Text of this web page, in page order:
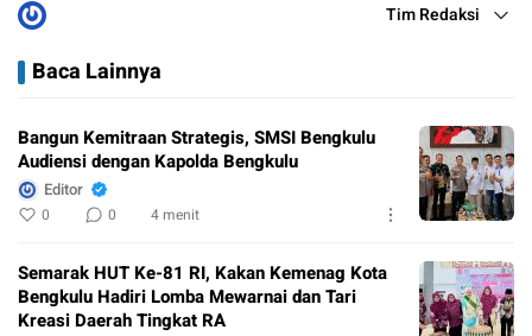
Tim Redaksi
Baca Lainnya
Bangun Kemitraan Strategis, SMSI Bengkulu
Audiensi dengan Kapolda Bengkulu
Editor
0 0 4 menit
Semarak HUT Ke-81 RI, Kakan Kemenag Kota
Bengkulu Hadiri Lomba Mewarnai dan Tari
Kreasi Daerah Tingkat RA